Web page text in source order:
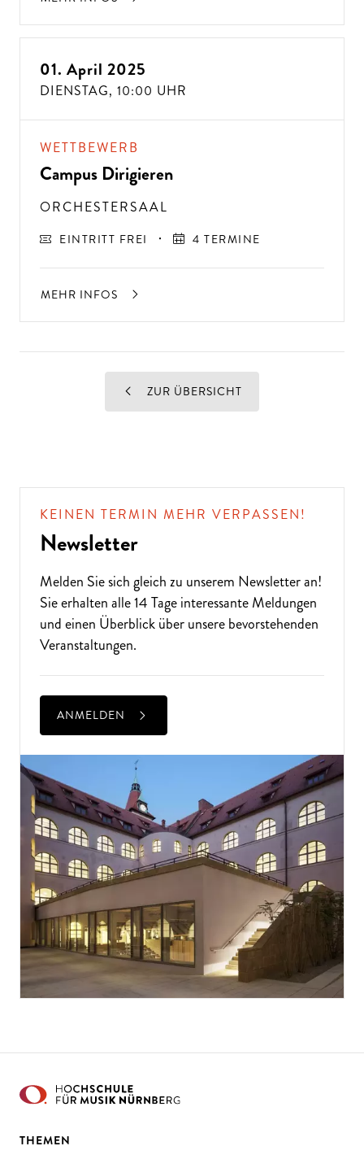
01. April 2025
DIENSTAG, 10:00 UHR
WETTBEWERB
Campus Dirigieren
ORCHESTERSAAL
EINTRITT FREI 4 TERMINE
MEHR INFOS
ZUR ÜBERSICHT
KEINEN TERMIN MEHR VERPASSEN!
Newsletter
Melden Sie sich gleich zu unserem Newsletteran!
Sie erhalten alle 14 Tage interessante Meldungen
und einen Überblick über unsere bevorstehenden
Veranstaltungen.
ANMELDEN
THEMEN